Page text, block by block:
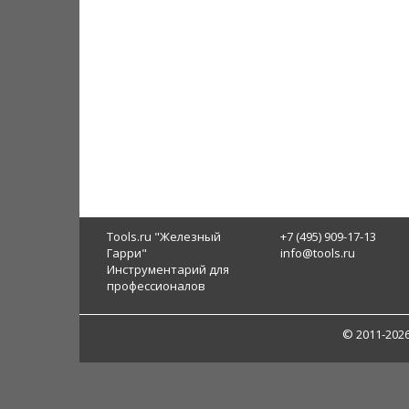
Tools.ru "Железный
Гарри"
Инструментарий для
профессионалов
+7 (495) 909-17-13
info@tools.ru
© 2011-